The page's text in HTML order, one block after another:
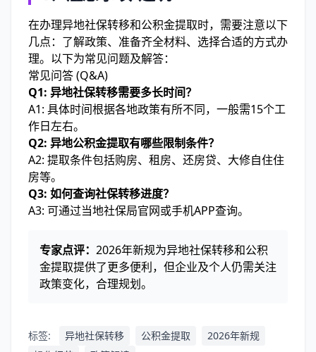
在办理异地社保转移和公积金提取时，需要注意以下
几点：了解政策、准备齐全材料、选择合适的方式办
理。以下为常见问题及解答：
常见问答 (Q&A)
Q1: 异地社保转移需要多长时间？
A1: 具体时间根据各地政策有所不同，一般需15个工
作日左右。
Q2: 异地公积金提取有哪些限制条件？
A2: 提取条件包括购房、租房、还房贷、大修自住住
房等。
Q3: 如何查询社保转移进度？
A3: 可通过当地社保局官网或手机APP查询。
专家点评： 2026年新规为异地社保转移和公积
金提取提供了更多便利，但企业及个人仍需关注
政策变化，合理规划。
标签: 异地社保转移 公积金提取
2026年新规